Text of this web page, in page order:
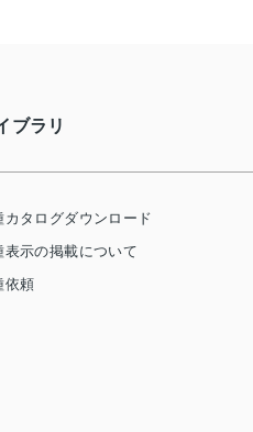
ブラリ
カタログダウンロード
表示の掲載について
依頼